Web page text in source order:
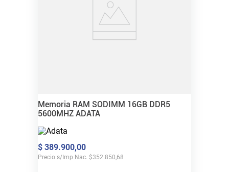
Memoria RAM SODIMM 16GB DDR5
5600MHZ ADATA
$ 389.900,00
Precio s/Imp Nac. $352.850,68